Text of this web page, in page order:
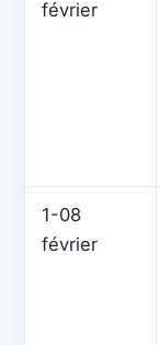
février
1-08
février